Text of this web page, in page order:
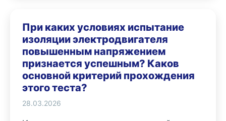
При каких условиях испытание
изоляции электродвигателя
повышенным напряжением
признается успешным? Каков
основной критерий прохождения
этого теста?
28.03.2026